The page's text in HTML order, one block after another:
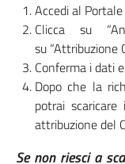
Accedi al
Clicca su
su “Attribuzione
Conferma i dati
Dopo che la
potrai
attribuzione del
Se non riesci a